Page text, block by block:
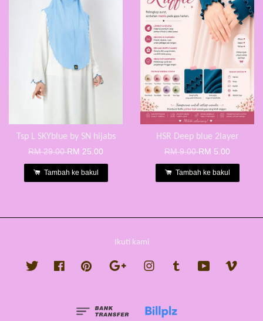
Tsp L SKYblue by SN hijabs
RM 29.00RM 25.00
Tambah ke bakul
HSR Deep blue 2layer
RM 9.00RM 5.00
Tambah ke bakul
Ikuti kami
Twitter FacebookPinterest Google InstagramTumblr YouTube